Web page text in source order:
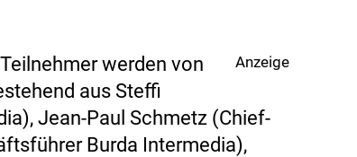
Anzeige
werden von
aus Steffi
Jean-Paul Schmetz (Chief-
Burda Intermedia),